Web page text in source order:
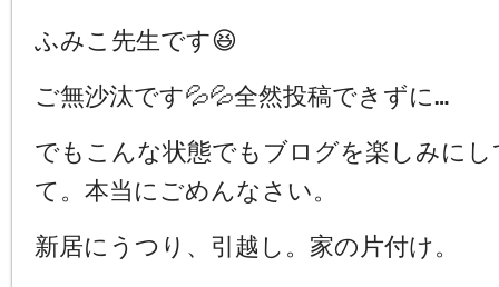
ふみこ先生です😆
ご無沙汰です💦💦全然投稿できずに…
でもこんな状態でもブログを楽しみに
て。本当にごめんなさい。
新居にうつり、引越し。家の片付け。